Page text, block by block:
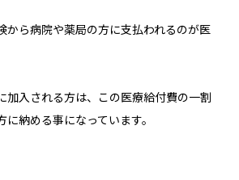
から病院や薬局の方に支払われるのが医
加入される方は、この医療給付費の一割
納める事になっています。